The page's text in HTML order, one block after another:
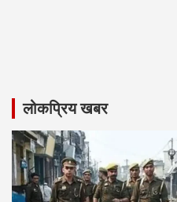
लोकप्रिय खबर